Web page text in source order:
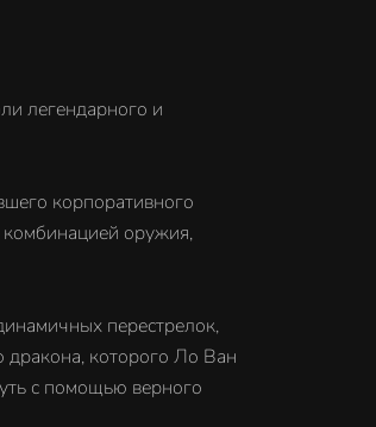
легендарного и
корпоративного
оружия,
перестрелок,
дракона, которого Ло Ван
с помощью верного